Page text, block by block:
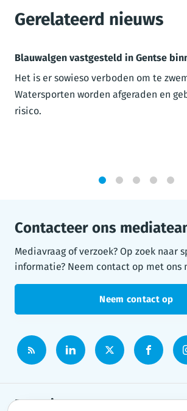
Gerelateerd nieuws
Blauwalgen vastgesteld in Gentse
Het is er sowieso verboden om te
Watersporten worden afgeraden en
risico.
Contacteer ons
Mediavraag of verzoek? Op zoek naar
informatie? Neem contact op met ons
Neem contact op
Persruimte